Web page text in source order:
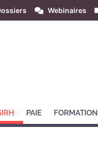
Webinaires
PAIE FORMATION